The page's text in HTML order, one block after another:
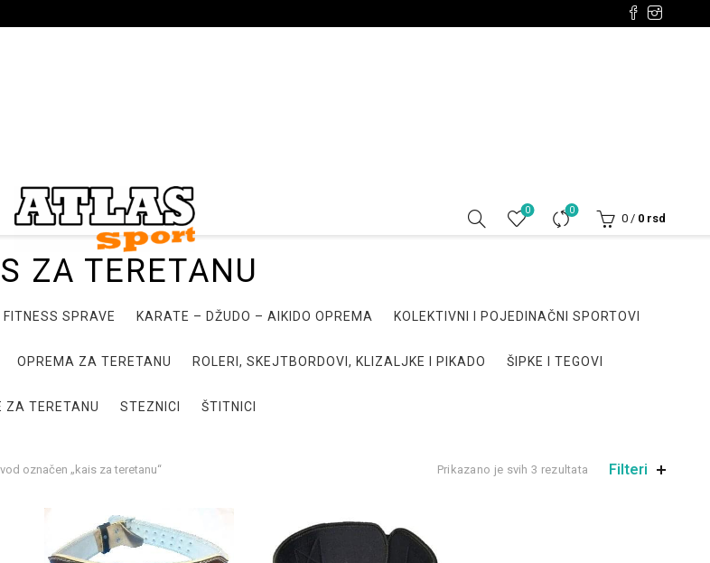
0 0
0 / 0 rsd
ZA TERETANU
FITNESS SPRAVE KARATE – DŽUDO – AIKIDO OPREMA KOLEKTIVNI I POJEDINAČNI SPORTOVI
OPREMA ZA TERETANU ROLERI, SKEJTBORDOVI, KLIZALJKE I PIKADO ŠIPKE I TEGOVI
ZA TERETANU STEZNICI ŠTITNICI
označen „kais za teretanu“ Prikazano je svih 3 rezultata Filteri